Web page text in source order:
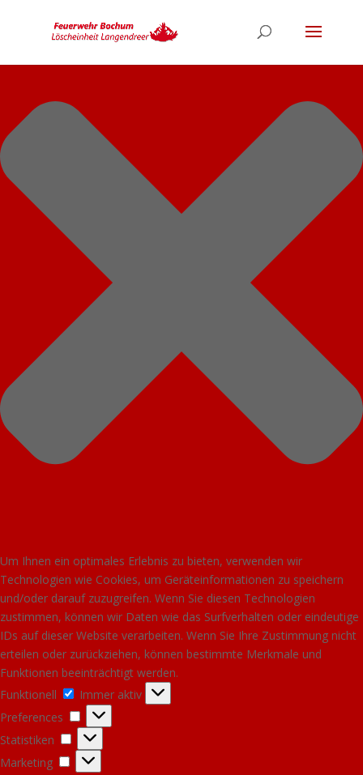
Um Ihnen ein optimales Erlebnis zu bieten, verwenden wir
Technologien wie Cookies, um Geräteinformationen zu speichern
und/oder darauf zuzugreifen. Wenn Sie diesen Technologien
zustimmen, können wir Daten wie das Surfverhalten oder eindeutige
IDs auf dieser Website verarbeiten. Wenn Sie Ihre Zustimmung nicht
erteilen oder zurückziehen, können bestimmte Merkmale und
Funktionen beeinträchtigt werden.
Funktionell
Funktionell
Immer aktiv
Preferences
Preferences
Statistiken
Statistiken
Marketing
Marketing